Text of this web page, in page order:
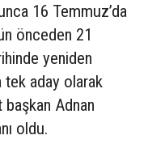
16 Temmuz’da
önceden 21
yeniden
tek aday olarak
Adnan
oldu.